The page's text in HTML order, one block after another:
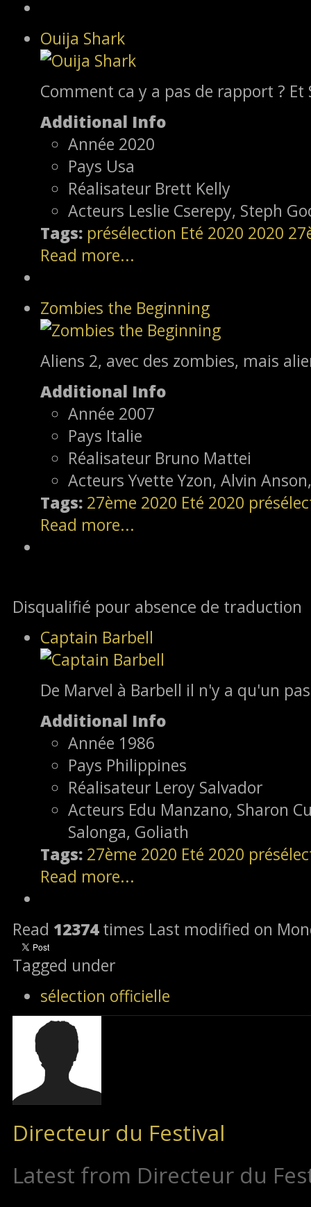
Ouija Shark
Comment ca y a pas de rapport ?
Additional Info
Année 2020
Pays Usa
Réalisateur Brett Kelly
Acteurs Leslie Cserepy, Steph
Tags: présélection Eté 2020 2020
Read more...
Zombies the Beginning
Aliens 2, avec des zombies, mais
Additional Info
Année 2007
Pays Italie
Réalisateur Bruno Mattei
Acteurs Yvette Yzon, Alvin
Tags: 27ème 2020 Eté 2020
Read more...
Disqualifié pour absence de traduction
Captain Barbell
De Marvel à Barbell il n'y a qu'un
Additional Info
Année 1986
Pays Philippines
Réalisateur Leroy Salvador
Acteurs Edu Manzano, Sharon
Salonga, Goliath
Tags: 27ème 2020 Eté 2020
Read more...
Read 12374times Last modified on
Tagged under
sélection officielle
Directeur du Festival
Latest from Directeur du